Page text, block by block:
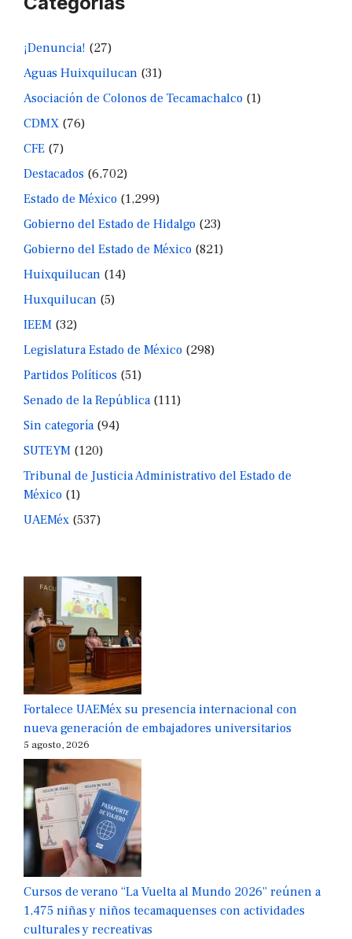
¡Denuncia! (27)
Aguas Huixquilucan (31)
Asociación de Colonos de Tecamachalco (1)
CDMX (76)
CFE (7)
Destacados (6,702)
Estado de México (1,299)
Gobierno del Estado de Hidalgo (23)
Gobierno del Estado de México (821)
Huixquilucan (14)
Huxquilucan (5)
IEEM (32)
Legislatura Estado de México (298)
Partidos Políticos (51)
Senado de la República(111)
Sin categoría(94)
SUTEYM (120)
Tribunal de Justicia Administrativo del Estado de
México (1)
UAEMéx (537)
Fortalece UAEMéx su presencia internacional con
nueva generación de embajadores universitarios
5 agosto, 2026
Cursos de verano “La Vuelta al Mundo 2026” reúnen a
1,475 niñas y niños tecamaquenses con actividades
culturales y recreativas